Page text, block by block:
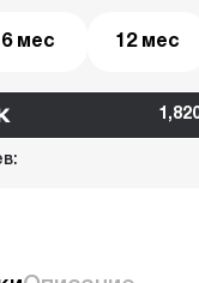
6 мес 12 мес